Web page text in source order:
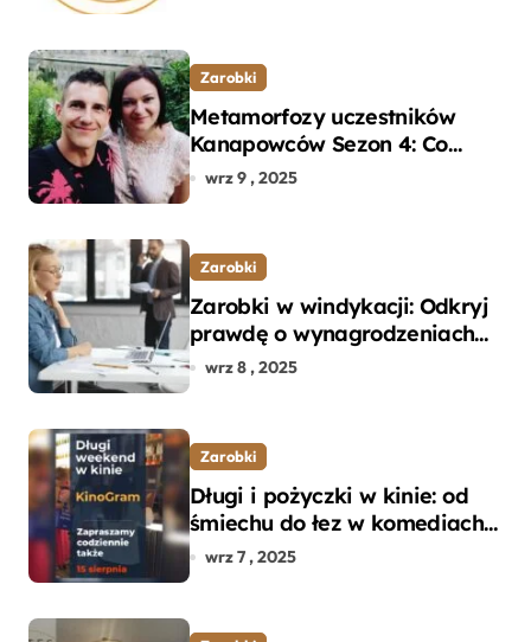
Zarobki
Metamorfozy uczestników
Kanapowców Sezon 4: Co
naprawdę zaskoczyło
wrz 9 , 2025
Zarobki
Zarobki w windykacji: Odkryj
prawdę o wynagrodzeniach
specjalistów w branży
wrz 8 , 2025
Zarobki
Długi i pożyczki w kinie: od
śmiechu do łez w komediach i
dramatach
wrz 7 , 2025